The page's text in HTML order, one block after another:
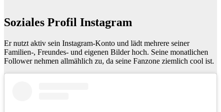
Soziales Profil Instagram
Er nutzt aktiv sein Instagram-Konto und lädt mehrere seiner
Familien-, Freundes- und eigenen Bilder hoch. Seine monatlichen
Follower nehmen allmählich zu, da seine Fanzone ziemlich cool ist.